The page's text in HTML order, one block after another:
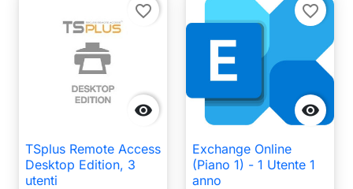

favorite_border
TSplus Remote Access
Desktop Edition, 3
utenti

favorite_border
Exchange Online
(Piano 1) - 1 Utente 1
anno